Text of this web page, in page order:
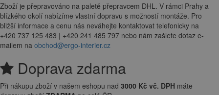
Zboží je přepravováno na paletě přepravcem DHL. V rámci Prahy a
blízkého okolí nabízíme vlastní dopravu s možností montáže. Pro
bližší informace a cenu nás neváhejte kontaktovat telefonicky na
+420 737 125 483 | +420 241 485 797 nebo nám zašlete dotaz e-
mailem na obchod@ergo-interier.cz
Doprava zdarma
Při nákupu zboží v našem eshopu nad 3000 Kč vč. DPH máte